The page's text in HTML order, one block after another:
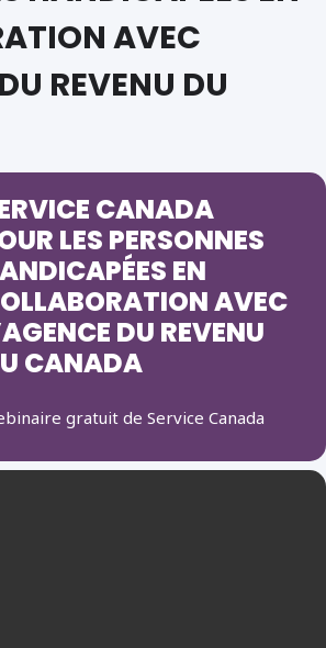
AVEC
REVENU DU
CANADA
LES PERSONNES
EN
AVEC
DU REVENU
CANADA
gratuit de Service Canada